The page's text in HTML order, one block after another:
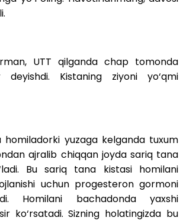
UTT qilganda chap tomonda
Kistaning ziyoni yo‘qmi
homiladorki yuzaga kelganda tuxum
ajralib chiqqan joyda sariq tana
Bu sariq tana kistasi homilani
uchun progesteron gormoni
Homilani bachadonda yaxshi
ko‘rsatadi. Sizning holatingizda bu